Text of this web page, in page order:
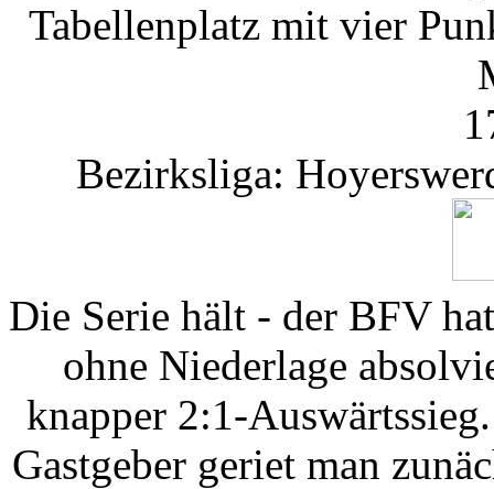
Tabellenplatz mit vier
Bezirksliga:
Die Serie hält - der BFV
ohne Niederlage
knapper 2:1-
Gastgeber geriet man